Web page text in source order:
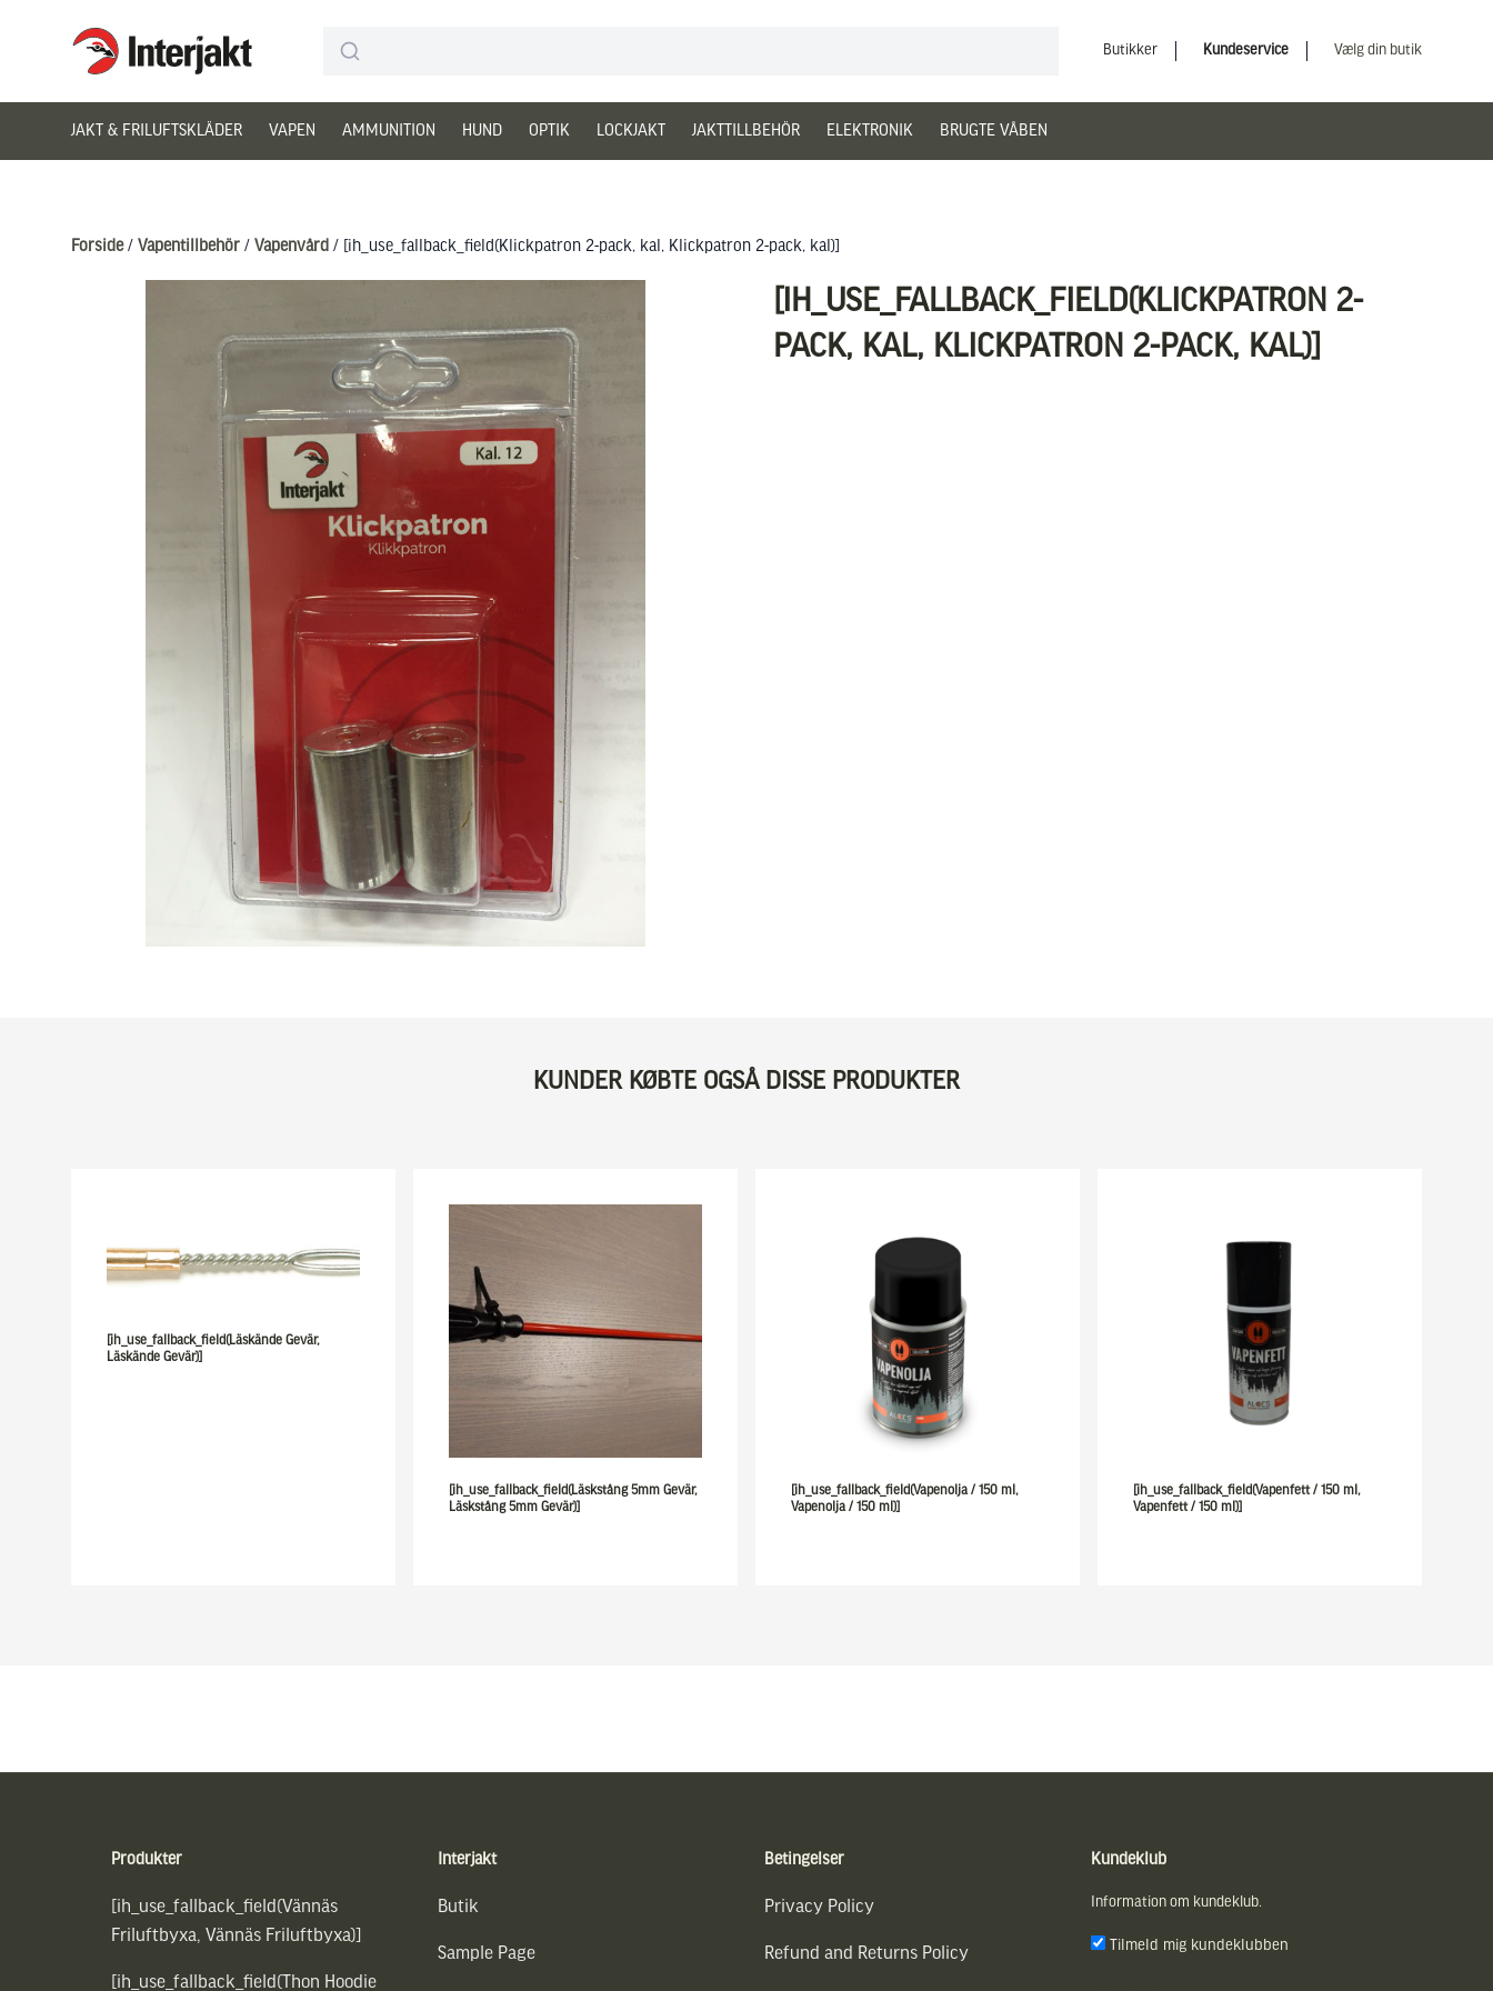
Interjakt DK
Butikker Kundeservice Vælg din butik
JAKT & FRILUFTSKLÄDER VAPEN AMMUNITION HUND OPTIK LOCKJAKT JAKTTILLBEHÖR ELEKTRONIK BRUGTE VÅBEN
Forside/ Vapentillbehör / Vapenvård / [ih_use_fallback_field(Klickpatron 2-pack, kal, Klickpatron 2-pack, kal)]
[IH_USE_FALLBACK_FIELD(KLICKPATRON 2-
PACK, KAL, KLICKPATRON 2-PACK, KAL)]
KUNDER KØBTE OGSÅ DISSE PRODUKTER
[ih_use_fallback_field(Läskände Gevär,
Läskände Gevär)]
[ih_use_fallback_field(Läskstång 5mm Gevär,
Läskstång 5mm Gevär)]
[ih_use_fallback_field(Vapenolja / 150 ml,
Vapenolja / 150 ml)]
[ih_use_fallback_field(Vapenfett / 150 ml,
Vapenfett / 150 ml)]
Produkter
[ih_use_fallback_field(Vännäs
Friluftbyxa, Vännäs Friluftbyxa)]
[ih_use_fallback_field(Thon Hoodie
Interjakt
Butik
Sample Page
Betingelser
Privacy Policy
Refund and Returns Policy
Kundeklub
Information om kundeklub.
Tilmeld mig kundeklubben